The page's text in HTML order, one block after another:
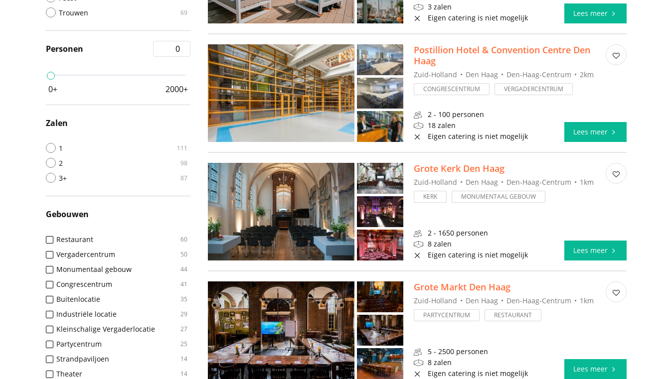
Trouwen 69
Personen
0+ 2000+
Zalen
1 111
2 98
3+ 87
Gebouwen
Restaurant 60
Vergadercentrum 50
Monumentaal gebouw 44
Congrescentrum 41
Buitenlocatie 35
Industriële locatie 29
Kleinschalige Vergaderlocatie 27
Partycentrum 25
Strandpaviljoen 14
Theater 14
3 zalen
Eigen catering is niet mogelijk
Lees meer
Postillion Hotel & Convention Centre Den
Haag
Zuid-Holland Den Haag Den-Haag-Centrum 2km
CONGRESCENTRUM VERGADERCENTRUM
2 - 100 personen
18 zalen
Eigen catering is niet mogelijk
Lees meer
Grote Kerk Den Haag
Zuid-Holland Den Haag Den-Haag-Centrum 1km
KERK MONUMENTAAL GEBOUW
2 - 1650 personen
8 zalen
Eigen catering is niet mogelijk
Lees meer
Grote Markt Den Haag
Zuid-Holland Den Haag Den-Haag-Centrum 1km
PARTYCENTRUM RESTAURANT
5 - 2500 personen
8 zalen
Eigen catering is niet mogelijk
Lees meer